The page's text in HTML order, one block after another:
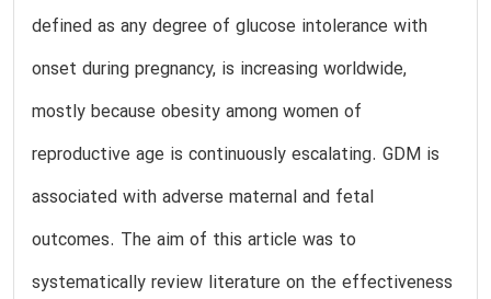
defined as any degree of glucose intolerance with
onset during pregnancy, is increasing worldwide,
mostly because obesity among women of
reproductive age is continuously escalating. GDM is
associated with adverse maternal and fetal
outcomes. The aim of this article was to
systematically review literature on the effectiveness